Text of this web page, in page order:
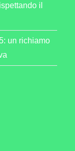
il
un richiamo